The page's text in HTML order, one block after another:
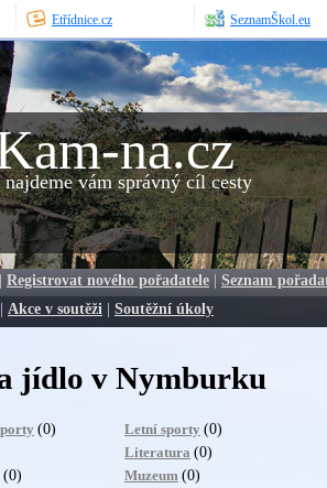
Etřídnice.cz SeznamŠkol.eu
na.cz
najdeme vám správný cíl cesty
| Registrovat nového pořadatele | Seznam
| Akce v soutěži | Soutěžní úkoly
jídlo v Nymburku
(0)
(0)
Letní sporty (0)
Literatura (0)
Muzeum (0)